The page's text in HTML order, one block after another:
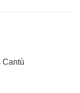
Cantù